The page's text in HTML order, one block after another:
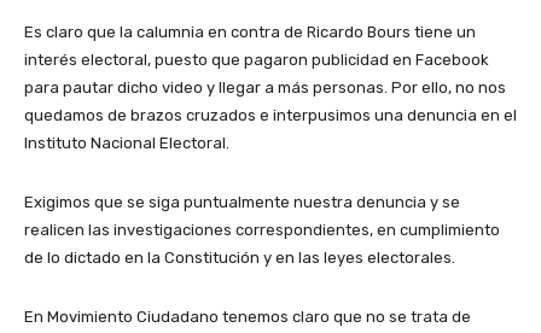
Es claro que la calumnia en contra de Ricardo Bours tiene un
interés electoral, puesto que pagaron publicidad en Facebook
para pautar dicho video y llegar a más personas. Por ello, no nos
quedamos de brazos cruzados e interpusimos una denuncia en el
Instituto Nacional Electoral.
Exigimos que se siga puntualmente nuestra denuncia y se
realicen las investigaciones correspondientes, en cumplimiento
de lo dictado en la Constitución y en las leyes electorales.
En Movimiento Ciudadano tenemos claro que no se trata de